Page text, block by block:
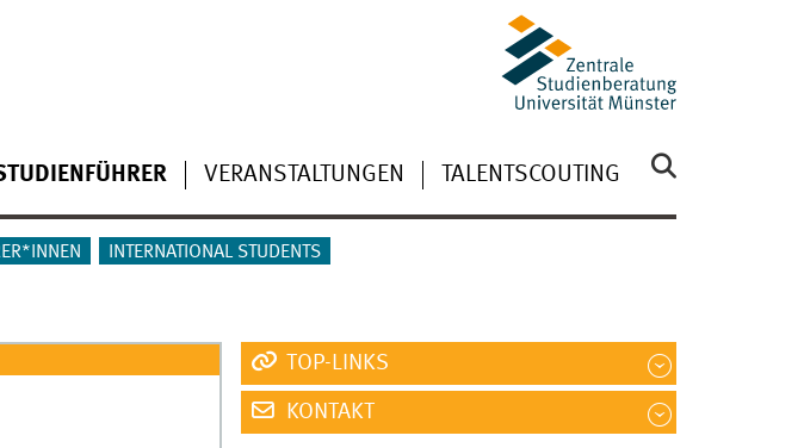
VERANSTALTUNGEN TALENTSCOUTING
INTERNATIONAL STUDENTS
TOP-LINKS
KONTAKT